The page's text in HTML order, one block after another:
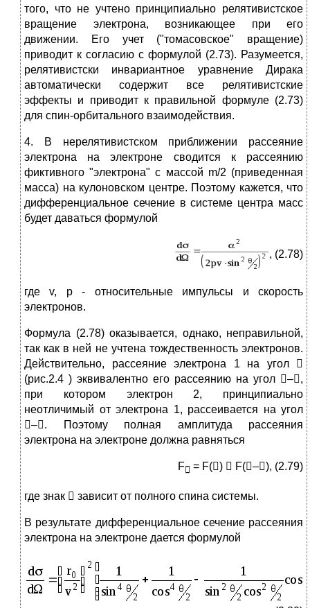
того, что не учтено принципиально релятивистское
вращение электрона, возникающее при его
движении. Его учет ("томасовское" вращение)
приводит к согласию с формулой (2.73). Разумеется,
релятивистски инвариантное уравнение Дирака
автоматически содержит все релятивистские
эффекты и приводит к правильной формуле (2.73)
для спин-орбитального взаимодействия.
4. В нерелятивистском приближении рассеяние
электрона на электроне сводится к рассеянию
фиктивного "электрона" с массой m/2 (приведенная
масса) на кулоновском центре. Поэтому кажется, что
дифференциальное сечение в системе центра масс
будет даваться формулой
, (2.78)
где v, p - относительные импульсы и скорость
электронов.
Формула (2.78) оказывается, однако, неправильной,
так как в ней не учтена тождественность электронов.
Действительно, рассеяние электрона 1 на угол 
(рис.2.4 ) эквивалентно его рассеянию на угол –,
при котором электрон 2, принципиально
неотличимый от электрона 1, рассеивается на угол
–. Поэтому полная амплитуда рассеяния
электрона на электроне должна равняться
F = F()  F(–), (2.79)
где знак  зависит от полного спина системы.
В результате дифференциальное сечение рассеяния
электрона на электроне дается формулой